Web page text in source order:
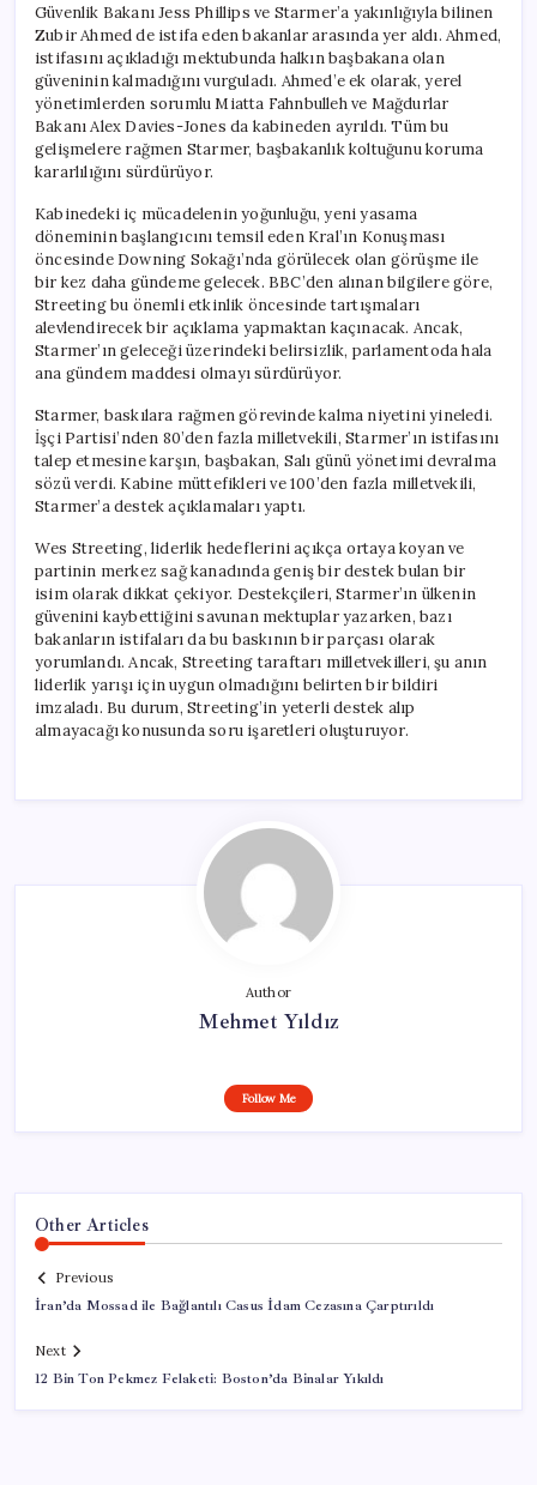
Güvenlik Bakanı Jess Phillips ve Starmer’a yakınlığıyla bilinen
Zubir Ahmed de istifa eden bakanlar arasında yer aldı. Ahmed,
istifasını açıkladığı mektubunda halkın başbakana olan
güveninin kalmadığını vurguladı. Ahmed’e ek olarak, yerel
yönetimlerden sorumlu Miatta Fahnbulleh ve Mağdurlar
Bakanı Alex Davies-Jones da kabineden ayrıldı. Tüm bu
gelişmelere rağmen Starmer, başbakanlık koltuğunu koruma
kararlılığını sürdürüyor.
Kabinedeki iç mücadelenin yoğunluğu, yeni yasama
döneminin başlangıcını temsil eden Kral’ın Konuşması
öncesinde Downing Sokağı’nda görülecek olan görüşme ile
bir kez daha gündeme gelecek. BBC’den alınan bilgilere göre,
Streeting bu önemli etkinlik öncesinde tartışmaları
alevlendirecek bir açıklama yapmaktan kaçınacak. Ancak,
Starmer’ın geleceği üzerindeki belirsizlik, parlamentoda hala
ana gündem maddesi olmayı sürdürüyor.
Starmer, baskılara rağmen görevinde kalma niyetini yineledi.
İşçi Partisi’nden 80’den fazla milletvekili, Starmer’ın istifasını
talep etmesine karşın, başbakan, Salı günü yönetimi devralma
sözü verdi. Kabine müttefikleri ve 100’den fazla milletvekili,
Starmer’a destek açıklamaları yaptı.
Wes Streeting, liderlik hedeflerini açıkça ortaya koyan ve
partinin merkez sağ kanadında geniş bir destek bulan bir
isim olarak dikkat çekiyor. Destekçileri, Starmer’ın ülkenin
güvenini kaybettiğini savunan mektuplar yazarken, bazı
bakanların istifaları da bu baskının bir parçası olarak
yorumlandı. Ancak, Streeting taraftarı milletvekilleri, şu anın
liderlik yarışı için uygun olmadığını belirten bir bildiri
imzaladı. Bu durum, Streeting’in yeterli destek alıp
almayacağı konusunda soru işaretleri oluşturuyor.
Author
Mehmet Yıldız
Follow Me
Other Articles
Previous
İran’da Mossad ile Bağlantılı Casus İdam Cezasına Çarptırıldı
Next
12 Bin Ton Pekmez Felaketi: Boston’da Binalar Yıkıldı